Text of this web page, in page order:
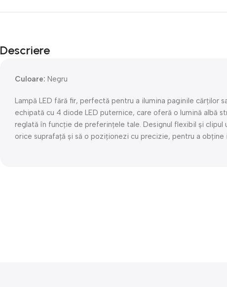
Descriere
Culoare: Negru
Lampă LED fără fir, perfectă pentru a ilumina paginile cărților
echipată cu 4 diode LED puternice, care oferă o lumină albă
reglată în funcție de preferințele tale. Designul flexibil și
orice suprafață și să o poziționezi cu precizie, pentru a obține